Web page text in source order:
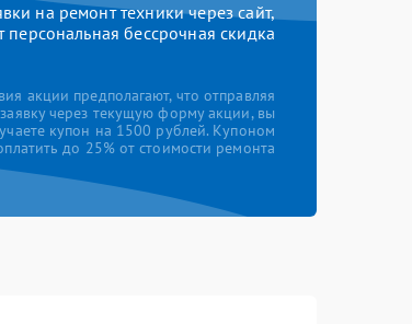
на ремонт техники через сайт,
персональная бессрочная скидка
акции предполагают, что отправляя
заявку через текущую форму акции, вы
купон на 1500 рублей. Купоном
до 25% от стоимости ремонта